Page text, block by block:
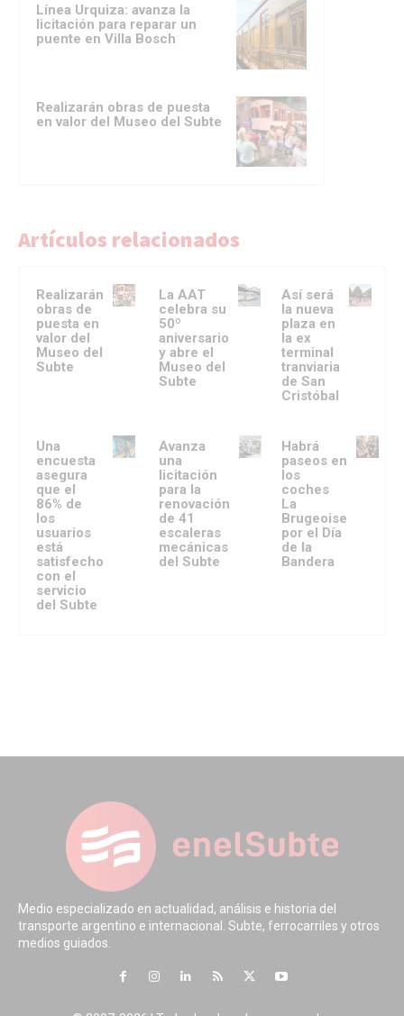
Línea Urquiza: avanza la
licitación para reparar un
puente en Villa Bosch
Realizarán obras de puesta
en valor del Museo del Subte
Artículos relacionados
Realizarán
obras de
puesta en
valor del
Museo del
Subte
La AAT
celebra su
50º
aniversario
y abre el
Museo del
Subte
Así será
la nueva
plaza en
la ex
terminal
tranviaria
de San
Cristóbal
Una
encuesta
asegura
que el
86% de
los
usuarios
está
satisfecho
con el
servicio
del Subte
Avanza
una
licitación
para la
renovación
de 41
escaleras
mecánicas
del Subte
Habrá
paseos en
los
coches
La
Brugeoise
por el Día
de la
Bandera
Medio especializado en actualidad, análisis e historia del
transporte argentino e internacional. Subte, ferrocarriles y otros
medios guiados.